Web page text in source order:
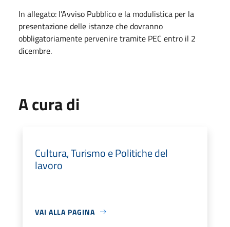
In allegato: l’Avviso Pubblico e la modulistica per la
presentazione delle istanze che dovranno
obbligatoriamente pervenire tramite PEC entro il 2
dicembre.
A cura di
Cultura, Turismo e Politiche del
lavoro
VAI ALLA PAGINA